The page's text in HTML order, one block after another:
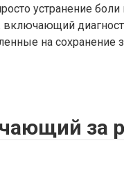
устранение боли
на сохранение
за